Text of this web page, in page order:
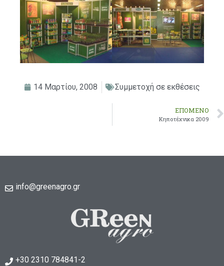
14 Μαρτίου, 2008 Συμμετοχή σε εκθέσεις
ΕΠΌΜΕΝΟ
Κηποτέχνικα 2009
info@greenagro.gr
+30 2310 784841-2